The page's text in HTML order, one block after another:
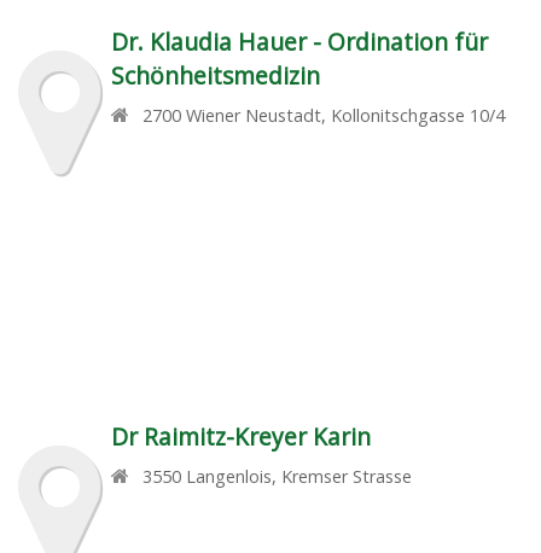
Dr. Klaudia Hauer - Ordination für
Schönheitsmedizin
2700 Wiener Neustadt, Kollonitschgasse 10/4
Dr Raimitz-Kreyer Karin
3550 Langenlois, Kremser Strasse